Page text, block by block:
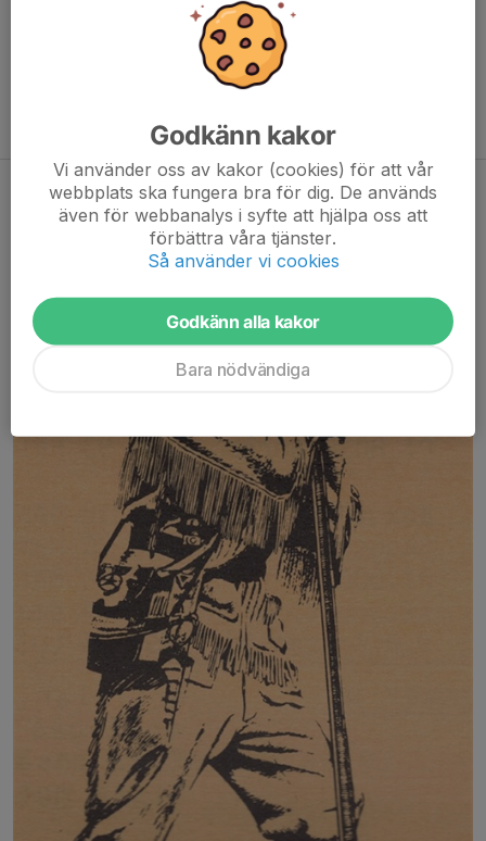
Anmälan till Allsvenskan gör genom att klicka på knappen
Anmäl dina lag till Allsvenskan 2026
Laguppställning
Godkänn kakor
Vi använder oss av kakor (cookies) för att vår
webbplats ska fungera bra för dig. De används
även för webbanalys i syfte att hjälpa oss att
förbättra våra tjänster.
Så använder vi cookies
Godkänn alla kakor
Bara nödvändiga